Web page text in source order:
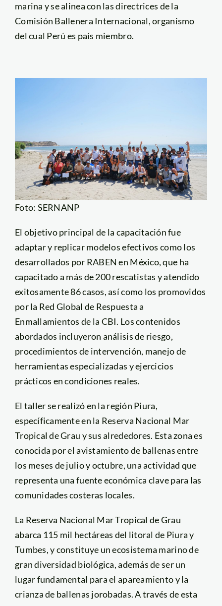
marina y se alinea con las directrices de la
Comisión Ballenera Internacional, organismo
del cual Perú es país miembro.
Foto: SERNANP
El objetivo principal de la capacitación fue
adaptar y replicar modelos efectivos como los
desarrollados por RABEN en México, que ha
capacitado a más de 200 rescatistas y atendido
exitosamente 86 casos, así como los promovidos
por la Red Global de Respuesta a
Enmallamientos de la CBI. Los contenidos
abordados incluyeron análisis de riesgo,
procedimientos de intervención, manejo de
herramientas especializadas y ejercicios
prácticos en condiciones reales.
El taller se realizó en la región Piura,
específicamente en la Reserva Nacional Mar
Tropical de Grau y sus alrededores. Esta zona es
conocida por el avistamiento de ballenas entre
los meses de julio y octubre, una actividad que
representa una fuente económica clave para las
comunidades costeras locales.
La Reserva Nacional Mar Tropical de Grau
abarca 115 mil hectáreas del litoral de Piura y
Tumbes, y constituye un ecosistema marino de
gran diversidad biológica, además de ser un
lugar fundamental para el apareamiento y la
crianza de ballenas jorobadas. A través de esta